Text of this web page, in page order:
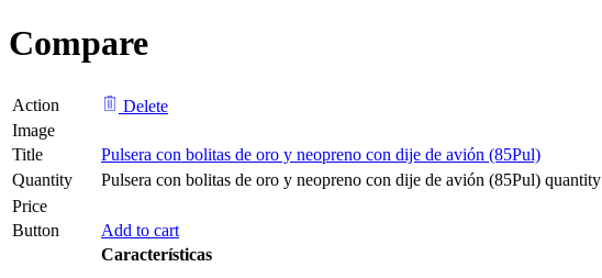
Compare
Action
Delete
Image
Title
Pulsera con bolitas de oro y neopreno con dije de avión (85Pul)
Quantity
Pulsera con bolitas de oro y neopreno con dije de avión (85Pul) quantity
Price
Button
Add to cart
Características